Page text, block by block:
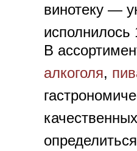
В
алкоголя,
винотеку —
исполнилось